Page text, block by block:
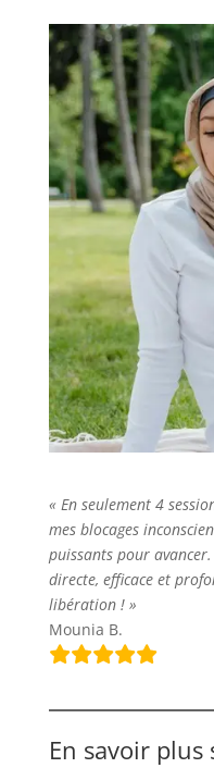
« En seulement 4
mes blocages
puissants pour
directe, efficace et
libération ! »
Mounia B.
En savoir